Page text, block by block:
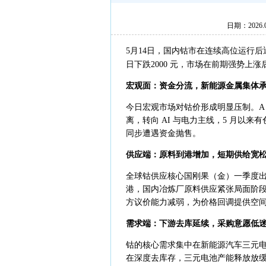
日期：
5月14日，国内钴市在连续高位运行
日下跌2000 元，市场在前期强势上
宏观面：资金分流，新能源金属集体
今日宏观市场对钴价形成明显压制。
离，转向 AI 与电力主线，5 月以来
同步遭遇资金抛售。
供应端：原料到港增加，短期供给宽
全球钴供应核心国刚果（金）一季度
港，国内冶炼厂原料供应紧张局面阶
方议价能力减弱，为价格回调提供空
需求端：下游去库延续，采购意愿低
钴的核心需求集中在新能源汽车三元
在深度去库存，三元电池产能释放放